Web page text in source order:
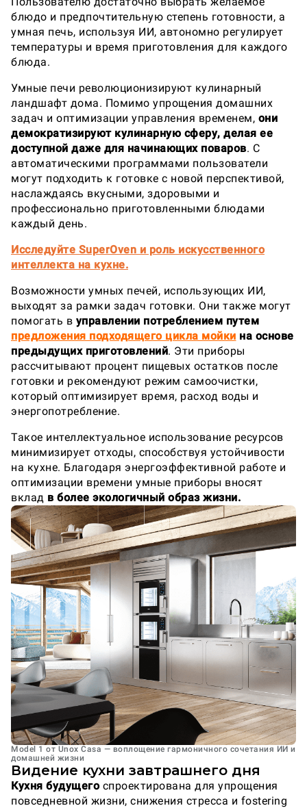
блюдо и предпочтительную степень готовности, а
умная печь, используя ИИ, автономно регулирует
температуры и время приготовления для каждого
блюда.
Умные печи революционизируют кулинарный
ландшафт дома. Помимо упрощения домашних
задач и оптимизации управления временем, они
демократизируют кулинарную сферу, делая ее
доступной даже для начинающих поваров. С
автоматическими программами пользователи
могут подходить к готовке с новой перспективой,
наслаждаясь вкусными, здоровыми и
профессионально приготовленными блюдами
каждый день.
Исследуйте SuperOven и роль искусственного
интеллекта на кухне.
Возможности умных печей, использующих ИИ,
выходят за рамки задач готовки. Они также могут
помогать в управлении потреблением путем
предложения подходящего цикла мойки на основе
предыдущих приготовлений. Эти приборы
рассчитывают процент пищевых остатков после
готовки и рекомендуют режим самоочистки,
который оптимизирует время, расход воды и
энергопотребление.
Такое интеллектуальное использование ресурсов
минимизирует отходы, способствуя устойчивости
на кухне. Благодаря энергоэффективной работе и
оптимизации времени умные приборы вносят
вклад в более экологичный образ жизни.
Model 1 от Unox Casa — воплощение гармоничного сочетания ИИ и
домашней жизни
Видение кухни завтрашнего дня
Кухня будущегоспроектирована для упрощения
повседневной жизни, снижения стресса и fostering